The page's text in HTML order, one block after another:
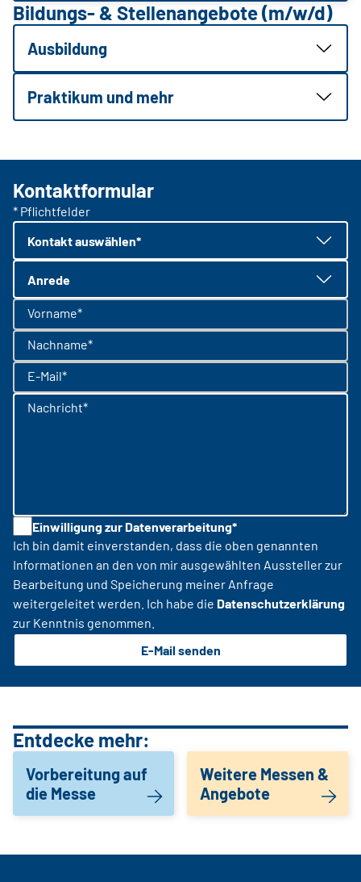
Bildungs- & Stellenangebote (m/w/d)
Ausbildung
Praktikum und mehr
Kontaktformular
* Pflichtfelder
Kontakt auswählen*
Anrede
Vorname*
Nachname*
E-Mail*
Nachricht*
Einwilligung zur Datenverarbeitung*
Ich bin damit einverstanden, dass die oben genannten
Informationen an den von mir ausgewählten Aussteller zur
Bearbeitung und Speicherung meiner Anfrage
weitergeleitet werden. Ich habe die Datenschutzerklärung
zur Kenntnis genommen.
E-Mail senden
Entdecke mehr:
Vorbereitung auf
die Messe
Weitere Messen &
Angebote